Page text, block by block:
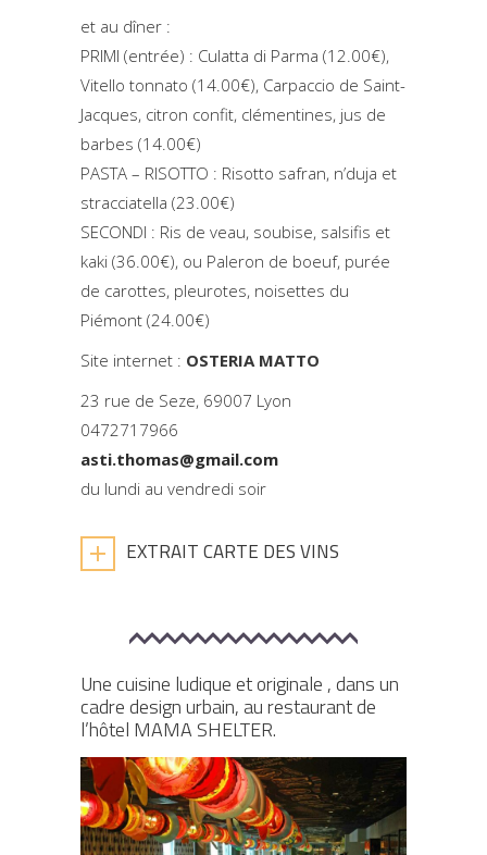
et au dîner :
PRIMI (entrée) : Culatta di Parma (12.00€),
Vitello tonnato (14.00€), Carpaccio de Saint-
Jacques, citron confit, clémentines, jus de
barbes (14.00€)
PASTA – RISOTTO : Risotto safran, n’duja et
stracciatella (23.00€)
SECONDI : Ris de veau, soubise, salsifis et
kaki (36.00€), ou Paleron de boeuf, purée
de carottes, pleurotes, noisettes du
Piémont (24.00€)
Site internet : OSTERIA MATTO
23 rue de Seze, 69007 Lyon
0472717966
asti.thomas@gmail.com
du lundi au vendredi soir
EXTRAIT CARTE DES VINS
Une cuisine ludique et originale , dans un
cadre design urbain, au restaurant de
l’hôtel MAMA SHELTER.